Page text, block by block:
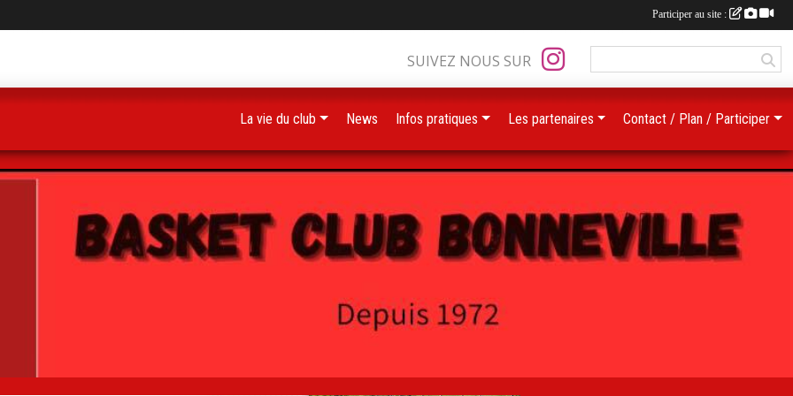
SUIVEZ NOUS SUR
La vie du club News Infos pratiques Les partenaires Contact / Plan / Participer
Participer au site :